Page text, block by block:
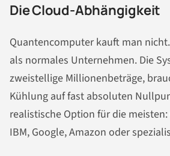
Die Cloud-Abhängigkeit
Quantencomputer kauft man
als normales Unternehmen. Die
zweistellige Millionenbeträge,
Kühlung auf fast absoluten
realistische Option für die
IBM, Google, Amazon oder